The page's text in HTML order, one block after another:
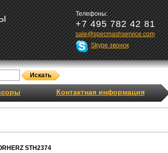
Телефоны:
+7 495 782 42 81
sale@specmashservice.com
Skype звонок
Контактная информация
STH2374